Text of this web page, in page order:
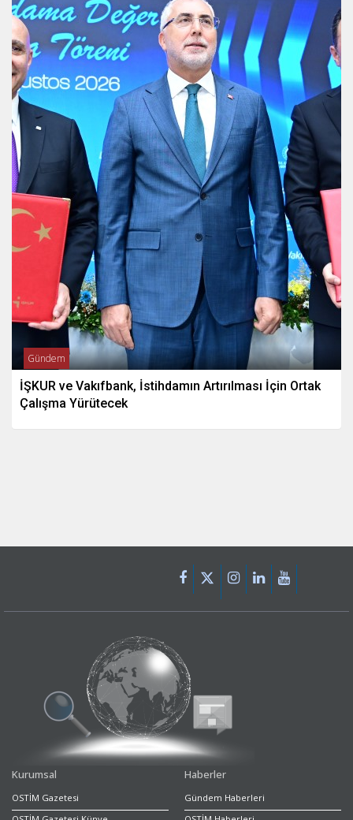
Gündem
İŞKUR ve Vakıfbank, İstihdamın Artırılması İçin Ortak
Çalışma Yürütecek
Kurumsal
OSTİM Gazetesi
Haberler
Gündem Haberleri